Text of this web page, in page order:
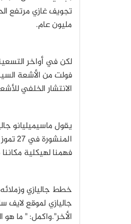
تجويف غازي مرتفع
مليون عام.
فولت من الأشعة
الانتشار الخلفي
يقول ماسيميليانو
المنشورة في 27 تموز في مجلة
فهمنا لهيكلية
خطط جاليازي
جاليازي لموقع لايف
الأخر".واكمل: " ما